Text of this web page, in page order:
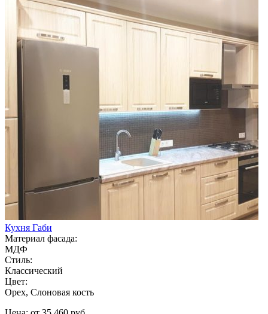
Кухня Габи
Материал фасада:
МДФ
Стиль:
Классический
Цвет:
Орех, Слоновая кость